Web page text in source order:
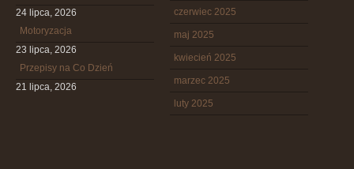
24 lipca, 2026
Motoryzacja
23 lipca, 2026
Przepisy na Co Dzień
21 lipca, 2026
czerwiec 2025
maj 2025
kwiecień 2025
marzec 2025
luty 2025